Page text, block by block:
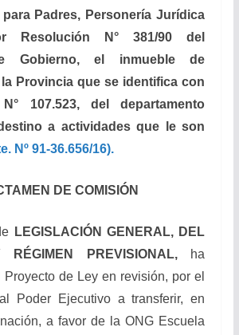
para Padres, Personería Jurídica
Resolución N° 381/90 del
Gobierno, el inmueble de
Provincia que se identifica con
107.523, del departamento
a actividades que le son
Nº 91-36.656/16).
DE COMISIÓN
LEGISLACIÓN GENERAL, DEL
PREVISIONAL,ha
de Ley en revisión, por el
Poder Ejecutivo a transferir, en
a favor de la ONG Escuela